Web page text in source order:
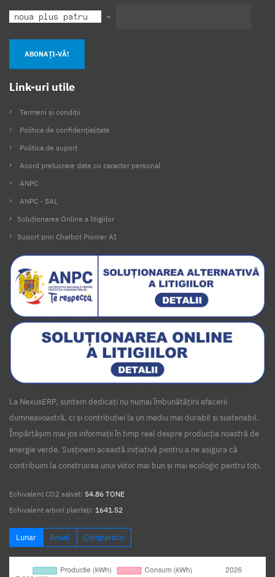
=
ABONAȚI-VĂ!
Link-uri utile
Termeni și condiții
Politica de confidențialitate
Politica de suport
Acord prelucrare date cu caracter personal
ANPC
ANPC - SAL
Soluționarea Online a litigiilor
Suport prin Chatbot Pionier AI
La NexusERP, suntem dedicați nu numai îmbunătățirii afacerii
dumneavoastră, ci și contribuției la un mediu mai durabil și sustenabil.
Împărtășim mai jos informații în timp real despre producția noastră de
energie verde. Susținem această inițiativă pentru a ne asigura că
contribuim la construirea unui viitor mai bun și mai ecologic pentru toți.
Echivalent CO2 salvat: 54.86 TONE
Echivalent arbori plantați: 1641.52
Lunar Anual Comparativ